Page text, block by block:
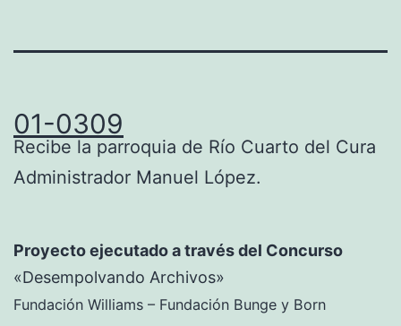
01-0309
Recibe la parroquia de Río Cuarto del Cura
Administrador Manuel López.
Proyecto ejecutado a través del Concurso
«Desempolvando Archivos»
Fundación Williams – Fundación Bunge y Born